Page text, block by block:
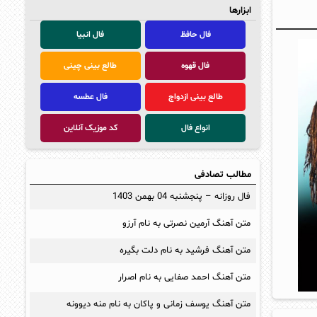
ابزارها
فال حافظ فال انبیا
فال قهوه طالع بینی چینی
طالع بینی ازدواج فال عطسه
انواع فال کد موزیک آنلاین
مطالب تصادفی
فال روزانه – پنجشنبه 04 بهمن 1403
متن آهنگ آرمین نصرتی به نام آرزو
متن آهنگ فرشید به نام دلت بگیره
متن آهنگ احمد صفایی به نام اصرار
متن آهنگ یوسف زمانی و پاکان به نام منه دیوونه